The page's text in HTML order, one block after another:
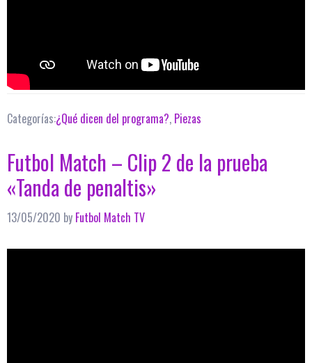
Categorías:¿Qué dicen del programa?, Piezas
Futbol Match – Clip 2 de la prueba
«Tanda de penaltis»
13/05/2020 by Futbol Match TV